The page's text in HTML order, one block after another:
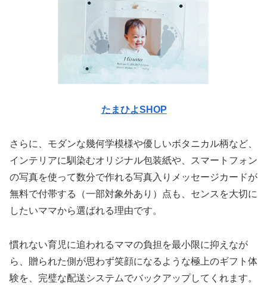
たまひよSHOP
さらに、モダンな幾何学模様や優しいボタニカル柄など、
インテリアに馴染むオリジナル包装紙や、スマートフォン
の写真を使って数分で作れる写真入りメッセージカードが
無料で付帯する（一部対象外あり）点も、センスを大切に
したいママから選ばれる理由です。
慣れない育児に追われるママの負担を最小限に抑えなが
ら、贈られた側が思わず笑顔になるような極上のギフト体
験を、完璧な配送システムでバックアップしてくれます。